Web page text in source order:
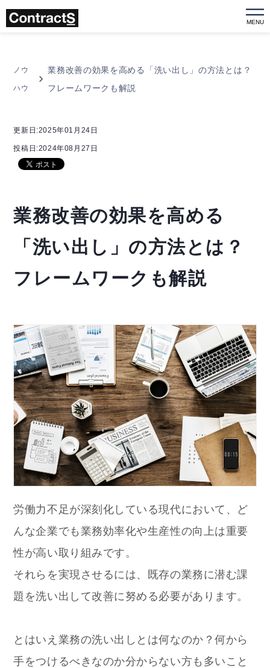
MENU
ノウ
ハウ
業務改善の効果を高める「洗い出し」の方法とは？
フレームワークも解説
更新日:2025年01月24日
投稿日:2024年08月27日
業務改善の効果を高める
「洗い出し」の方法とは？
フレームワークも解説
労働力不足が深刻化している現代において、ど
んな企業でも業務効率化や生産性の向上は重要
性が高い取り組みです。
それらを実現させるには、既存の業務に潜む課
題を洗い出して改善に努める必要があります。
とはいえ業務の洗い出しとは何なのか？何から
手をつけるべきなのか分からない方も多いこと